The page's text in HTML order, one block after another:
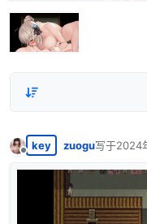
离线
key zuogu写于2024
最后由 编